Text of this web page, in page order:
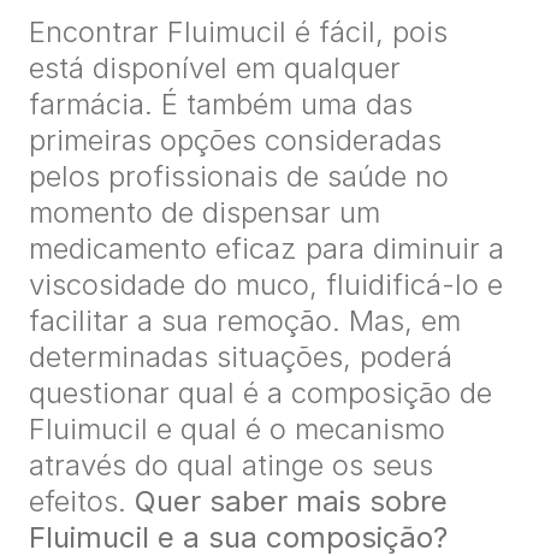
Encontrar Fluimucil é fácil, pois
está disponível em qualquer
farmácia. É também uma das
primeiras opções consideradas
pelos profissionais de saúde no
momento de dispensar um
medicamento eficaz para diminuir a
viscosidade do muco, fluidificá-lo e
facilitar a sua remoção. Mas, em
determinadas situações, poderá
questionar qual é a composição de
Fluimucil e qual é o mecanismo
através do qual atinge os seus
efeitos. Quer saber mais sobre
Fluimucil e a sua composição?